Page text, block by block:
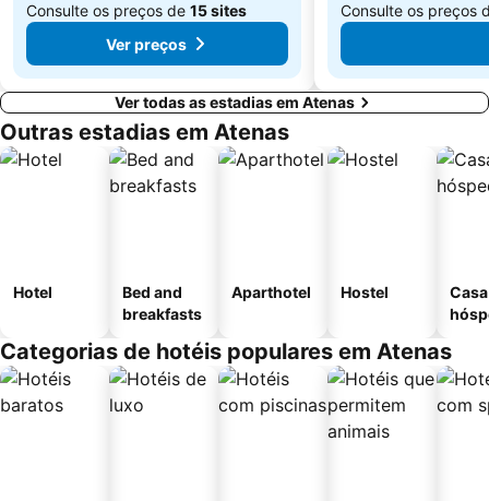
Consulte os preços de 15 sites
Ver preços
Consulte os preços
Ver todas as estadias em Atenas
Outras estadias em Atenas
Hotel
Bed and
breakfasts
Aparthotel Hostel
Categorias de hotéis populares em Atenas